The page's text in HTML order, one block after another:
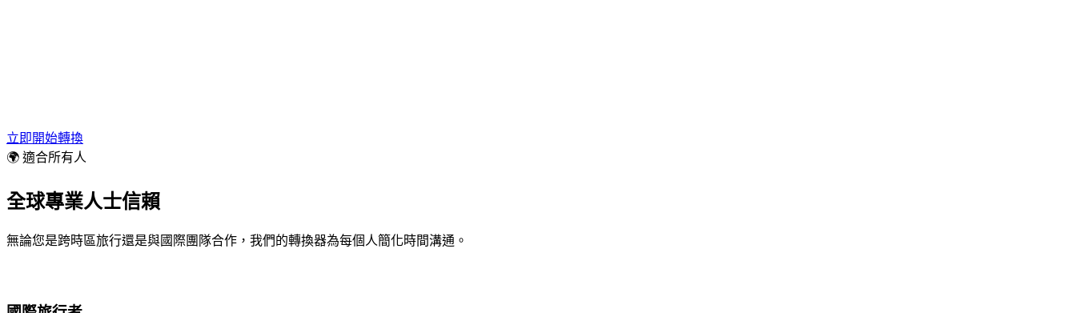
立即開始轉換
🌍 適合所有人
全球專業人士信賴
無論您是跨時區旅行還是與國際團隊合作，我們的轉換器為每個人簡化時間溝通。